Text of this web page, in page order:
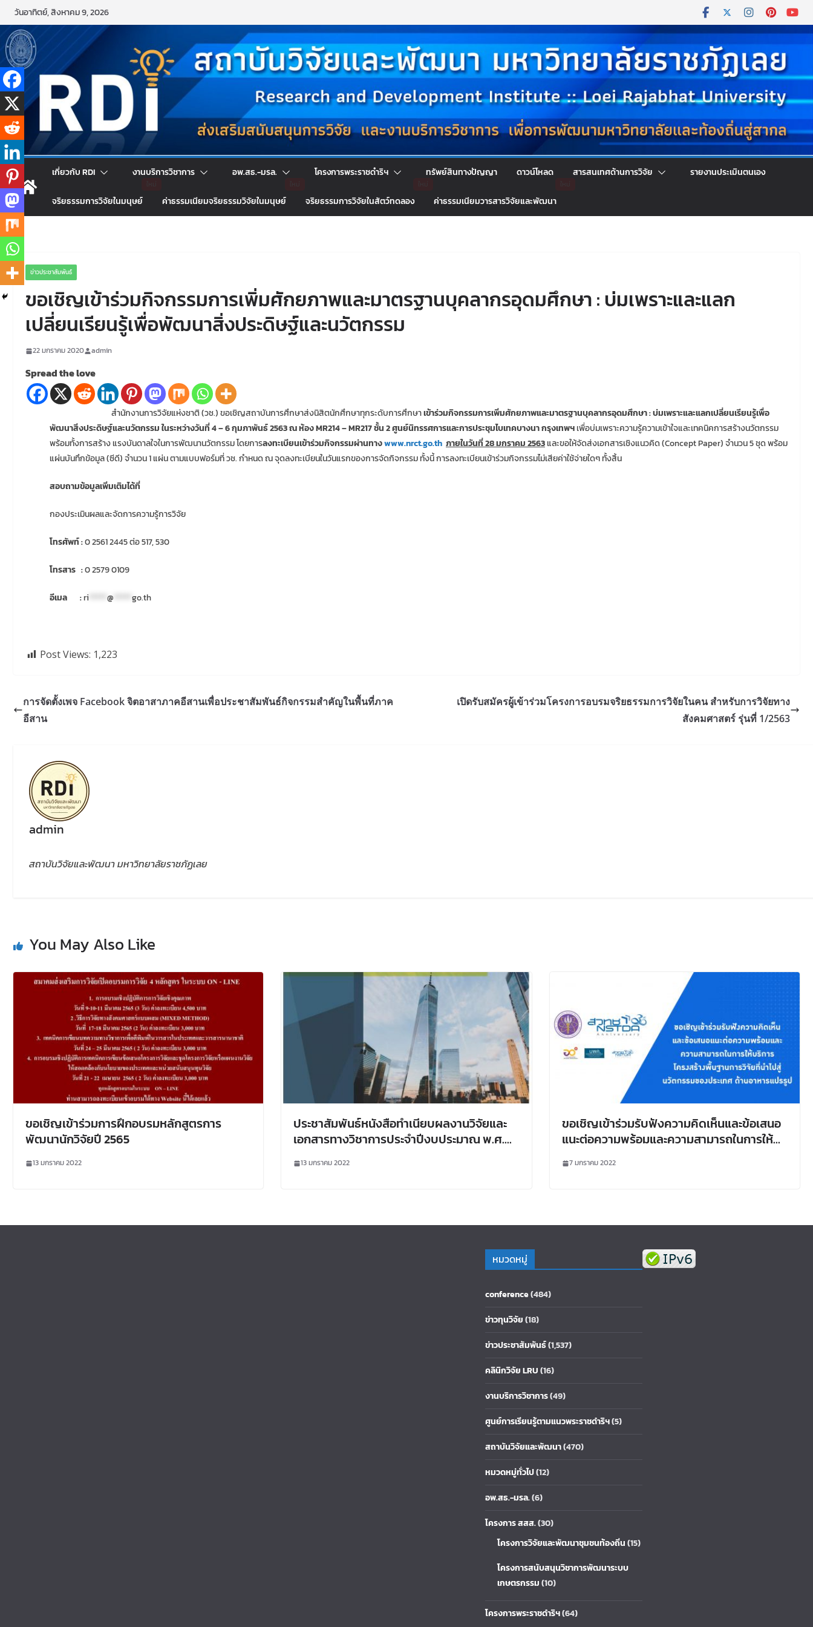
Skip
to
content
วันอาทิตย์, สิงหาคม 9, 2026
เกี่ยวกับ RDI งานบริการวิชาการ อพ.สธ.-มรล. โครงการพระราชดำริฯ ทรัพย์สินทางปัญญา ดาวน์โหลด สารสนเทศด้านการวิจัย รายงานประเมินตนเอง
จริยธรรมการวิจัยในมนุษย์ ค่าธรรมเนียมจริยธรรมวิจัยในมนุษย์ จริยธรรมการวิจัยในสัตว์ทดลอง ค่าธรรมเนียมวารสารวิจัยและพัฒนา
ข่าวประชาสัมพันธ์
ขอเชิญเข้าร่วมกิจกรรมการเพิ่มศักยภาพและมาตรฐานบุคลากรอุดมศึกษา : บ่มเพราะและแลก
เปลี่ยนเรียนรู้เพื่อพัฒนาสิ่งประดิษฐ์และนวัตกรรม
22 มกราคม 2020 admin
Spread the love
สำนักงานการวิจัยแห่งชาติ (วช.) ขอเชิญสถาบันการศึกษาส่งนิสิตนักศึกษาทุกระดับการศึกษาเข้าร่วมกิจกรรมการเพิ่มศักยภาพและมาตรฐานบุคลากรอุดมศึกษา : บ่มเพราะและแลกเปลี่ยนเรียนรู้เพื่อ
พัฒนาสิ่งประดิษฐ์และนวัตกรรม ในระหว่างวันที่ 4 – 6 กุมภาพันธ์ 2563 ณ ห้อง MR214 – MR217 ชั้น 2 ศูนย์นิทรรศการและการประชุมไบเทคบางนา กรุงเทพฯเพื่อบ่มเพราะความรู้ความเข้าใจและเทคนิคการสร้างนวัตกรรม
พร้อมทั้งการสร้าง แรงบันดาลใจในการพัฒนานวัตกรรม โดยการลงทะเบียนเข้าร่วมกิจกรรมผ่านทางwww.nrct.go.th ภายในวันที่ 28 มกราคม 2563และขอให้จัดส่งเอกสารเชิงแนวคิด (Concept Paper) จำนวน 5 ชุด พร้อม
แผ่นบันทึกข้อมูล (ซีดี) จำนวน 1 แผ่น ตามแบบฟอร์มที่ วช. กำหนด ณ จุดลงทะเบียนในวันแรกของการจัดกิจกรรม ทั้งนี้ การลงทะเบียนเข้าร่วมกิจกรรมไม่เสียค่าใช้จ่ายใดๆ ทั้งสิ้น
สอบถามข้อมูลเพิ่มเติมได้ที่
กองประเมินผลและจัดการความรู้การวิจัย
โทรศัพท์ :0 2561 2445 ต่อ 517, 530
โทรสาร :0 2579 0109
อีเมล :ri @ go.th
Post Views: 1,223
การจัดตั้งเพจ Facebook จิตอาสาภาคอีสานเพื่อประชาสัมพันธ์กิจกรรมสำคัญในพื้นที่ภาค
อีสาน
เปิดรับสมัครผู้เข้าร่วมโครงการอบรมจริยธรรมการวิจัยในคน สำหรับการวิจัยทาง
สังคมศาสตร์ รุ่นที่ 1/2563
admin
สถาบันวิจัยและพัฒนา มหาวิทยาลัยราชภัฏเลย
You May Also Like
ขอเชิญเข้าร่วมการฝึกอบรมหลักสูตรการ
พัฒนานักวิจัยปี 2565
13 มกราคม 2022
ประชาสัมพันธ์หนังสือทำเนียบผลงานวิจัยและ
เอกสารทางวิชาการประจำปีงบประมาณ พ.ศ.
13 มกราคม 2022
ขอเชิญเข้าร่วมรับฟังความคิดเห็นและข้อเสนอ
แนะต่อความพร้อมและความสามารถในการให้
นวัตกรรมของประเทศ ด้านอาหารแปรรูป
7 มกราคม 2022
หมวดหมู่
conference(484)
ข่าวทุนวิจัย(18)
ข่าวประชาสัมพันธ์(1,537)
คลินิกวิจัย LRU(16)
งานบริการวิชาการ(49)
ศูนย์การเรียนรู้ตามแนวพระราชดำริฯ(5)
สถาบันวิจัยและพัฒนา(470)
หมวดหมู่ทั่วไป(12)
อพ.สธ.-มรล.(6)
โครงการ สสส.(30)
โครงการวิจัยและพัฒนาชุมชนท้องถิ่น(15)
โครงการสนับสนุนวิชาการพัฒนาระบบ
เกษตรกรรม(10)
โครงการพระราชดำริฯ(64)